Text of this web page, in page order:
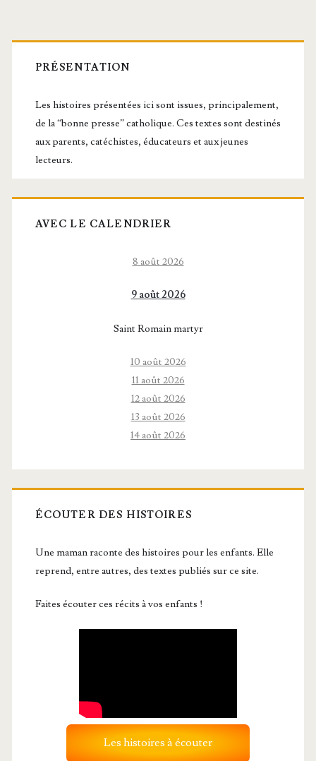
Barre
latérale
principale
PRÉSENTATION
Les histoires présentées ici sont issues, principalement,
de la “bonne presse” catholique. Ces textes sont destinés
aux parents, catéchistes, éducateurs et aux jeunes
lecteurs.
AVEC LE CALENDRIER
8 août 2026
9 août 2026
Saint Romain martyr
10 août 2026
11 août 2026
12 août 2026
13 août 2026
14 août 2026
ÉCOUTER DES HISTOIRES
Une maman raconte des histoires pour les enfants. Elle
reprend, entre autres, des textes publiés sur ce site.
Faites écouter ces récits à vos enfants !
Les histoires à écouter